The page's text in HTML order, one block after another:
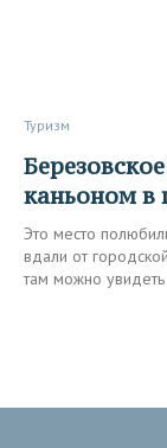
Туризм
Березовское ущелье: прогулка над
каньоном в
Это место
вдали от
там можно увидеть